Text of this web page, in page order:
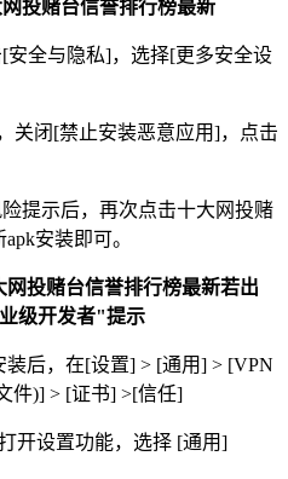
投赌台信誉排行榜最新
安全与隐私]，选择[更多安全设
关闭[禁止安装恶意应用]，点击
提示后，再次点击十大网投赌
安装即可。
网投赌台信誉排行榜最新若出
级开发者"提示
装后，在[设置] > [通用] > [VPN
件)] > [证书] >[信任]
开设置功能，选择 [通用]